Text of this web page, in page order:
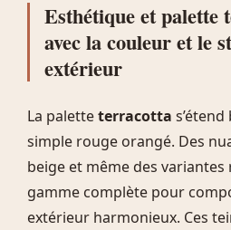
Esthétique et
avec la couleur et le
extérieur
La paletteterracotta
simple rouge orangé. Des
beige et même des
gamme complète pour
extérieur harmonieux. Ces